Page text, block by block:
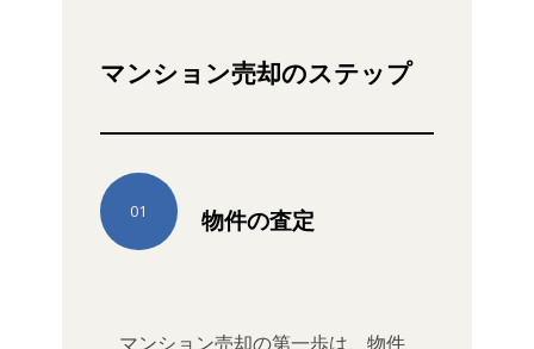
マンション売却のステップ
物件の査定
01
マンション売却の第一歩は、物件